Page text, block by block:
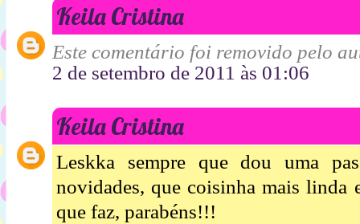
Keila Cristina
Este comentário foi removido pelo
2 de setembro de 2011 às 01:06
Keila Cristina
Leskka sempre que dou uma
novidades, que coisinha mais linda
que faz, parabéns!!!